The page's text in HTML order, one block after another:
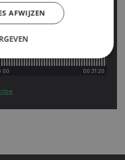
AFWIJZEN